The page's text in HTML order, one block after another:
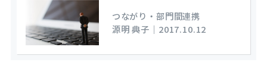
つながり・部門間連携
源明 典子 ｜ 2017.10.12